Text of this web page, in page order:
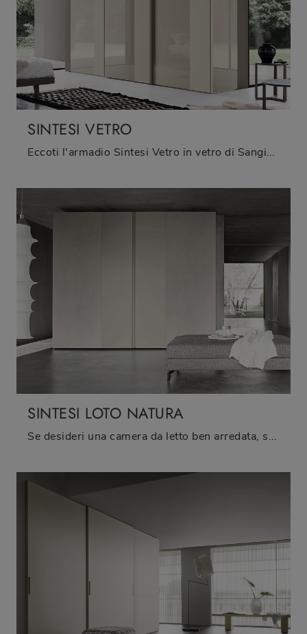
SINTESI VETRO
Eccoti l'armadio Sintesi Vetro in vetro di Sangiacomo! Un ricco catalogo di armadi a muro con ante scorrevoli.
SINTESI LOTO NATURA
Se desideri una camera da letto ben arredata, scegli l'armadio Sintesi Loto Natura con ante scorrevoli di Sangiacomo!